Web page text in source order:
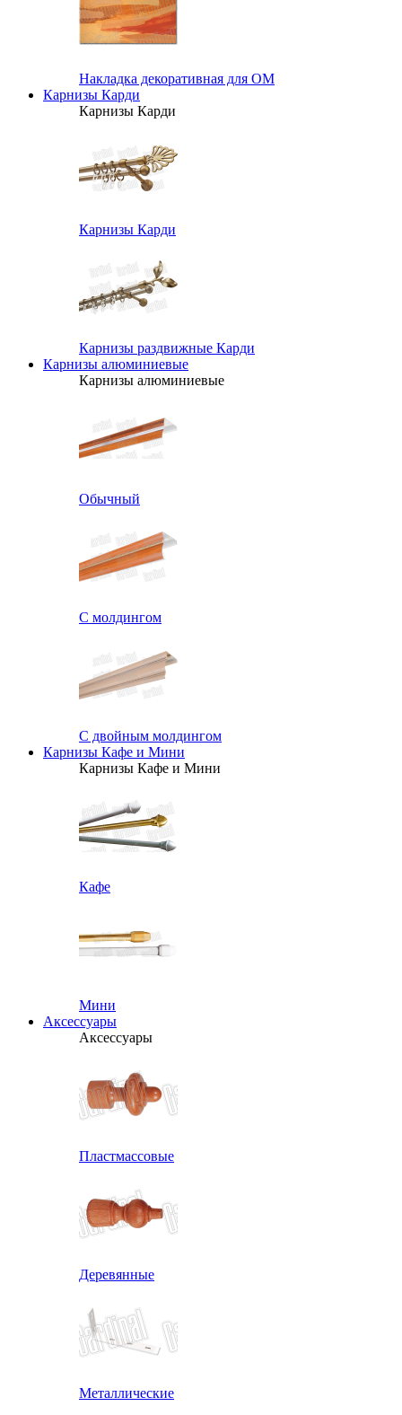
Накладка декоративная для ОМ
Карнизы Карди
Карнизы Карди
Карнизы Карди
Карнизы раздвижные Карди
Карнизы алюминиевые
Карнизы алюминиевые
Обычный
С молдингом
С двойным молдингом
Карнизы Кафе и Мини
Карнизы Кафе и Мини
Кафе
Мини
Аксессуары
Аксессуары
Пластмассовые
Деревянные
Металлические